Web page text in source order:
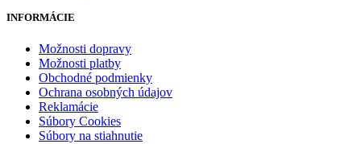
INFORMÁCIE
Možnosti dopravy
Možnosti platby
Obchodné podmienky
Ochrana osobných údajov
Reklamácie
Súbory Cookies
Súbory na stiahnutie